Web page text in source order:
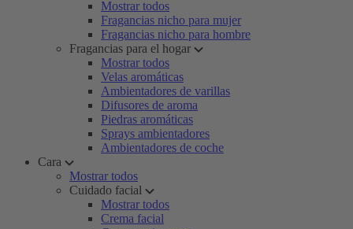
Mostrar todos
Fragancias nicho para mujer
Fragancias nicho para hombre
Fragancias para el hogar
Mostrar todos
Velas aromáticas
Ambientadores de varillas
Difusores de aroma
Piedras aromáticas
Sprays ambientadores
Ambientadores de coche
Cara
Mostrar todos
Cuidado facial
Mostrar todos
Crema facial